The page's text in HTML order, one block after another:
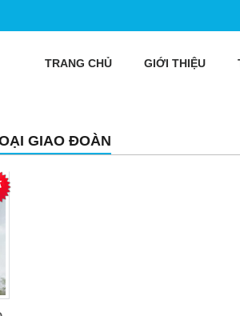
TRANG CHỦ GIỚI THIỆU
GIAO ĐOÀN